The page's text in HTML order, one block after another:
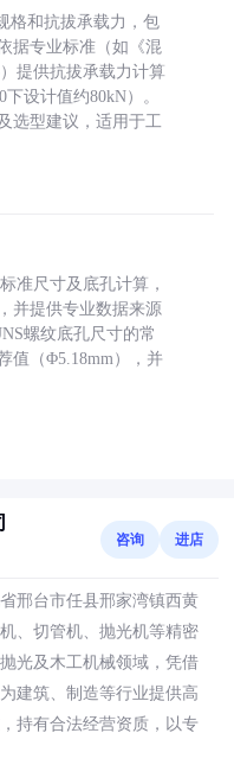
格和抗拔承载力，包
据专业标准（如《混
提供抗拔承载力计算
设计值约80kN）。
选型建议，适用于工
准尺寸及底孔计算，
并提供专业数据来源
螺纹底孔尺寸的常
值（Φ5.18mm），并
咨询 进店
邢台市任县邢家湾镇西黄
、切管机、抛光机等精密
光及木工机械领域，凭借
建筑、制造等行业提供高
持有合法经营资质，以专